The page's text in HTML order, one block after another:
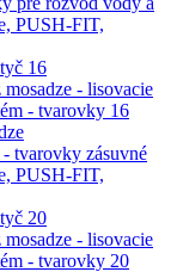
PUSH-FIT,
16
- lisovacie
- tvarovky 16
tvarovky zásuvné
PUSH-FIT,
20
- lisovacie
- tvarovky 20